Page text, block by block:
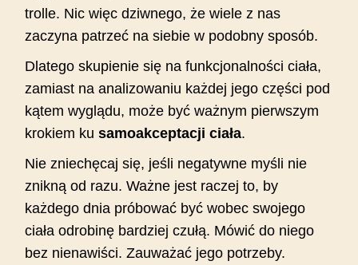
trolle. Nic więc dziwnego, że wiele z nas
zaczyna patrzeć na siebie w podobny sposób.
Dlatego skupienie się na funkcjonalności ciała,
zamiast na analizowaniu każdej jego części pod
kątem wyglądu, może być ważnym pierwszym
krokiem kusamoakceptacji ciała.
Nie zniechęcaj się, jeśli negatywne myśli nie
znikną od razu. Ważne jest raczej to, by
każdego dnia próbować być wobec swojego
ciała odrobinę bardziej czułą. Mówić do niego
bez nienawiści. Zauważać jego potrzeby.